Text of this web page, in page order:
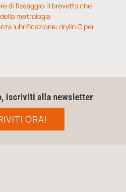
di fissaggio: il brevetto che
metrologia
lubrificazione: drylin C per
iscriviti alla newsletter
ORA!